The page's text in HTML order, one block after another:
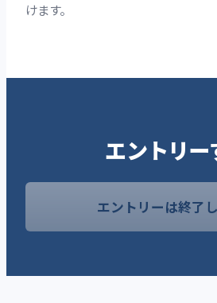
けます。
エントリー
エントリーは終了